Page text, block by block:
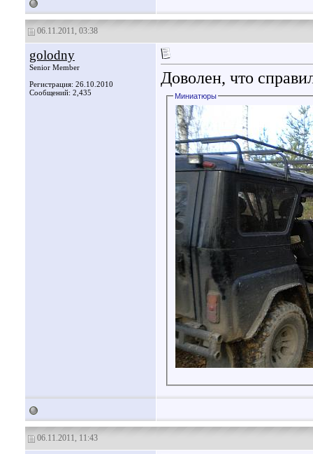
06.11.2011, 03:38
golodny
Senior Member
Регистрация: 26.10.2010
Сообщений: 2,435
Доволен, что
Миниатюры
06.11.2011, 11:43